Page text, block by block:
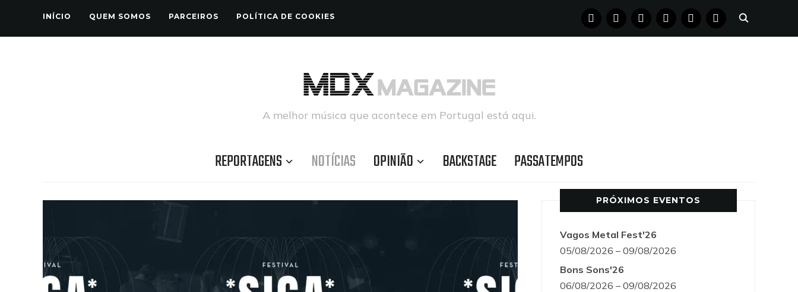
INÍCIO QUEM SOMOS PARCEIROS POLÍTICA DE COOKIES FACEBOOKINSTAGRAM
YOUTUBE PINTERESTTUMBLR
A melhor música que acontece em Portugal está aqui.
REPORTAGENS NOTÍCIAS OPINIÃO BACKSTAGE PASSATEMPOS
PRÓXIMOS EVENTOS
Vagos Metal Fest'26
05/08/2026 – 09/08/2026
Bons Sons'26
06/08/2026 – 09/08/2026